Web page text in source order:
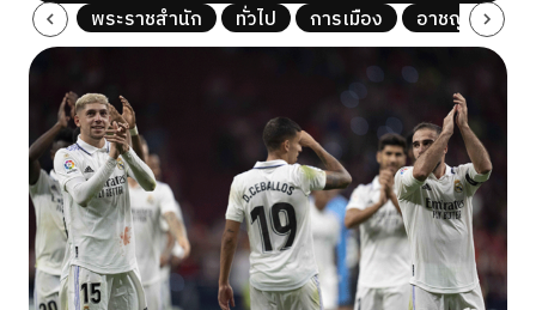
ENTERTAINMENT
LIFESTYLE
HOROSCOPE
LOTTERY
VIDEO
ร่วมด้วยช่วยกัน
Tech พระราชสำนัก ทั่วไป การเมือง อาชญากรรม